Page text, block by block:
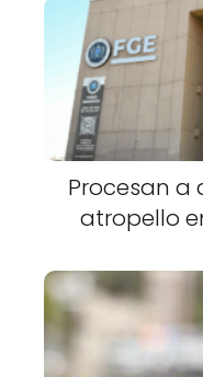
Procesan a
atropello